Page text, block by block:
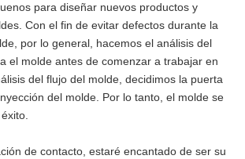
para diseñar nuevos productos y
Con el fin de evitar defectos durante la
por lo general, hacemos el análisis del
el molde antes de comenzar a trabajar en
del flujo del molde, decidimos la puerta
del molde. Por lo tanto, el molde se
de contacto, estaré encantado de ser su